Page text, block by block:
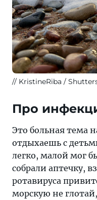
KristineRiba /
Про
Это больная тема
отдыхаешь с
легко, малой мог
собрали аптечку,
ротавируса
морскую не